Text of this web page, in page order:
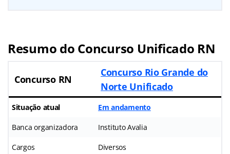
Resumo do Concurso Unificado RN
Concurso RN
Concurso Rio Grande do
Norte Unificado
Situação atual Em andamento
Banca organizadora Instituto Avalia
Cargos Diversos